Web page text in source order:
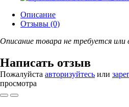
Описание
Отзывы (0)
Описание товара не требуется
Написать отзыв
Пожалуйста авторизуйтесь или
просмотра